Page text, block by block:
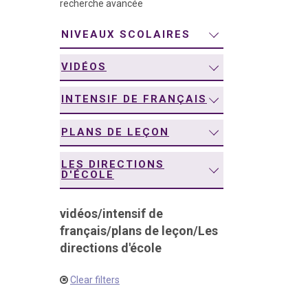
recherche avancée
NIVEAUX SCOLAIRES
VIDÉOS
INTENSIF DE FRANÇAIS
PLANS DE LEÇON
LES DIRECTIONS
D'ÉCOLE
vidéos/intensif de
français/plans de leçon/Les
directions d'école
Clear filters